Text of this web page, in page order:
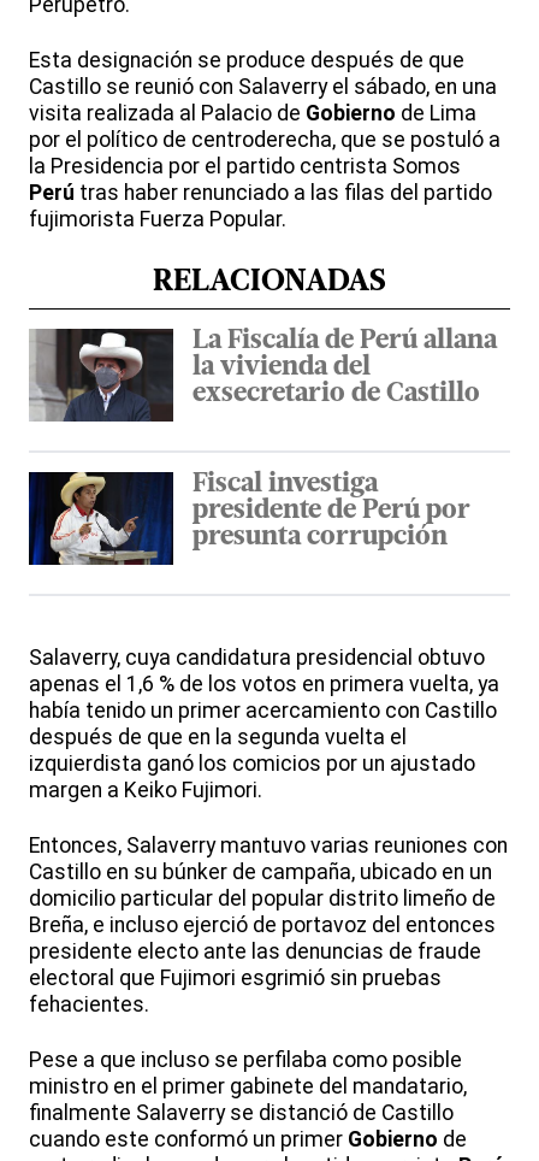
Perúpetro.
Esta designación se produce después de que
Castillo se reunió con Salaverry el sábado, en una
visita realizada al Palacio de Gobierno de Lima
por el político de centroderecha, que se postuló a
la Presidencia por el partido centrista Somos
Perú tras haber renunciado a las filas del partido
fujimorista Fuerza Popular.
RELACIONADAS
La Fiscalía de Perú allana
la vivienda del
exsecretario de Castillo
Fiscal investiga
presidente de Perú por
presunta corrupción
Salaverry, cuya candidatura presidencial obtuvo
apenas el 1,6 % de los votos en primera vuelta, ya
había tenido un primer acercamiento con Castillo
después de que en la segunda vuelta el
izquierdista ganó los comicios por un ajustado
margen a Keiko Fujimori.
Entonces, Salaverry mantuvo varias reuniones con
Castillo en su búnker de campaña, ubicado en un
domicilio particular del popular distrito limeño de
Breña, e incluso ejerció de portavoz del entonces
presidente electo ante las denuncias de fraude
electoral que Fujimori esgrimió sin pruebas
fehacientes.
Pese a que incluso se perfilaba como posible
ministro en el primer gabinete del mandatario,
finalmente Salaverry se distanció de Castillo
cuando este conformó un primer Gobierno de